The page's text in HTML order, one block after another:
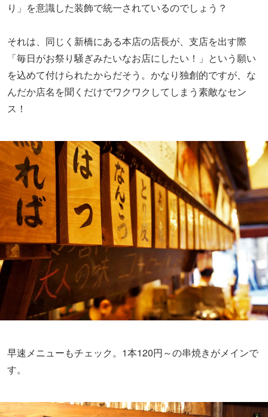
り」を意識した装飾で統一されているのでしょう？
それは、同じく新橋にある本店の店長が、支店を出す際
「毎日がお祭り騒ぎみたいなお店にしたい！」という願い
を込めて付けられたからだそう。かなり独創的ですが、な
んだか店名を聞くだけでワクワクしてしまう素敵なセン
ス！
早速メニューもチェック。1本120円～の串焼きがメインで
す。